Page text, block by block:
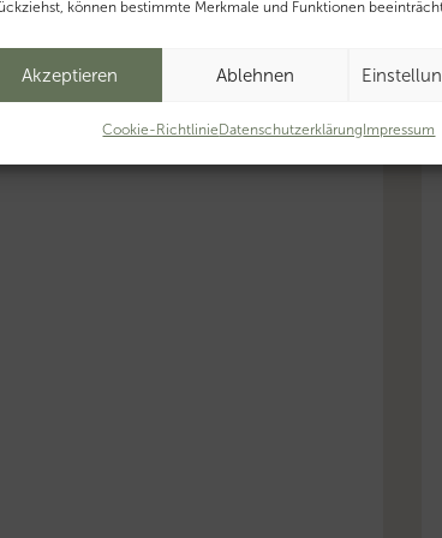
können bestimmte Merkmale und Funktionen
Akzeptieren Ablehnen
Cookie-Richtlinie Datenschutzerklärung Impressum